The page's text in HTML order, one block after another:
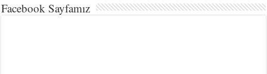
Facebook Sayfamız